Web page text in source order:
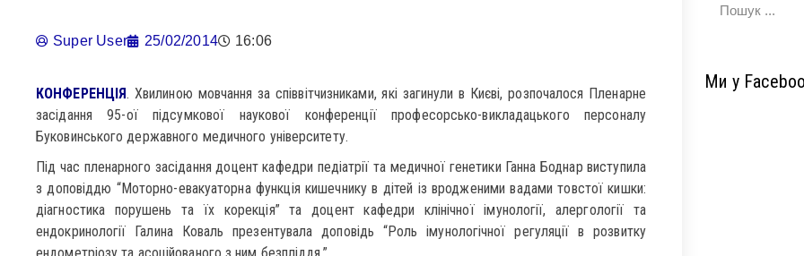
Super User 25/02/2014 16:06
КОНФЕРЕНЦІЯ. Хвилиною мовчання за співвітчизниками, які загинули в Києві, розпочалося Пленарне
засідання 95-ої підсумкової наукової конференції професорсько-викладацького персоналу
Буковинського державного медичного університету.
Під час пленарного засідання доцент кафедри педіатрії та медичної генетики Ганна Боднар виступила
з доповіддю “Моторно-евакуаторна функція кишечнику в дітей із вродженими вадами товстої кишки:
діагностика порушень та їх корекція” та доцент кафедри клінічної імунології, алергології та
ендокринології Галина Коваль презентувала доповідь “Роль імунологічної регуляції в розвитку
Ми у